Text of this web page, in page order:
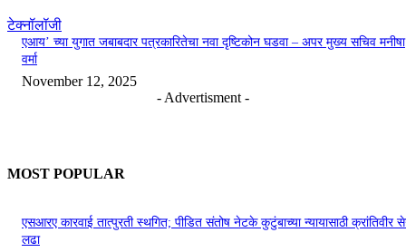
टेक्नॉलॉजी
एआय’ च्या युगात जबाबदार पत्रकारितेचा नवा दृष्टिकोन घडवा – अपर मुख्य सचिव मनीषा
वर्मा
November 12, 2025
- Advertisment -
MOST POPULAR
एसआरए कारवाई तात्पुरती स्थगित; पीडित संतोष नेटके कुटुंबाच्या न्यायासाठी क्रांतिवीर
लढा